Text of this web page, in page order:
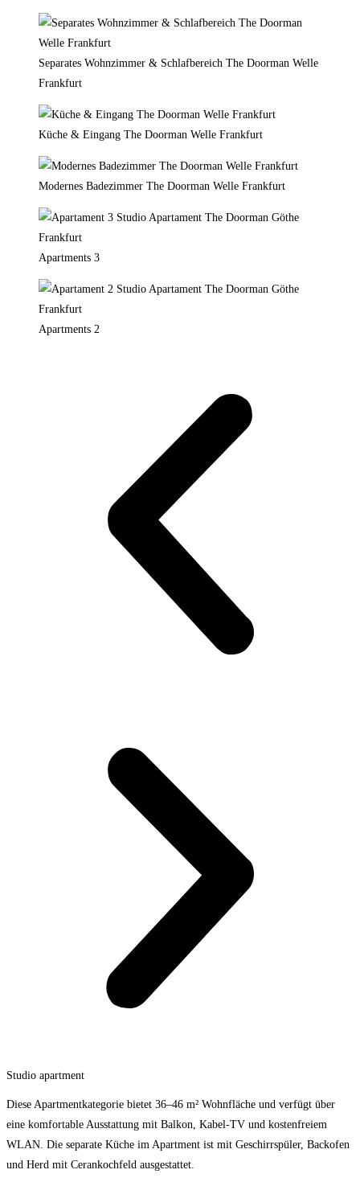
Separates Wohnzimmer & Schlafbereich The Doorman Welle
Frankfurt
Küche & Eingang The Doorman Welle Frankfurt
Modernes Badezimmer The Doorman Welle Frankfurt
Apartments 3
Apartments 2
Studio apartment
Diese Apartmentkategorie bietet 36–46 m² Wohnfläche und verfügt über
eine komfortable Ausstattung mit Balkon, Kabel-TV und kostenfreiem
WLAN. Die separate Küche im Apartment ist mit Geschirrspüler, Backofen
und Herd mit Cerankochfeld ausgestattet.